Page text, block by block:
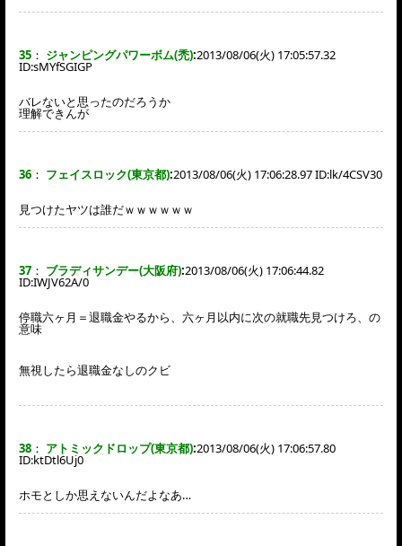
35 ： ジャンピングパワーボム(禿):2013/08/06(火) 17:05:57.32
ID:sMYfSGIGP
バレないと思ったのだろうか
理解できんが
36 ： フェイスロック(東京都):2013/08/06(火) 17:06:28.97 ID:lk/4CSV30
見つけたヤツは誰だｗｗｗｗｗｗ
37 ： ブラディサンデー(大阪府):2013/08/06(火) 17:06:44.82
ID:IWJV62A/0
停職六ヶ月＝退職金やるから、六ヶ月以内に次の就職先見つけろ、の
意味
無視したら退職金なしのクビ
38 ： アトミックドロップ(東京都):2013/08/06(火) 17:06:57.80
ID:ktDtl6Uj0
ホモとしか思えないんだよなあ…